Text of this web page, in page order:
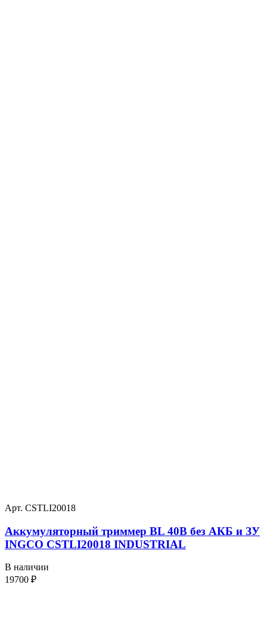
Арт. CSTLI20018
Аккумуляторный триммер BL 40В без АКБ и ЗУ
INGCO CSTLI20018 INDUSTRIAL
В наличии
19700 ₽